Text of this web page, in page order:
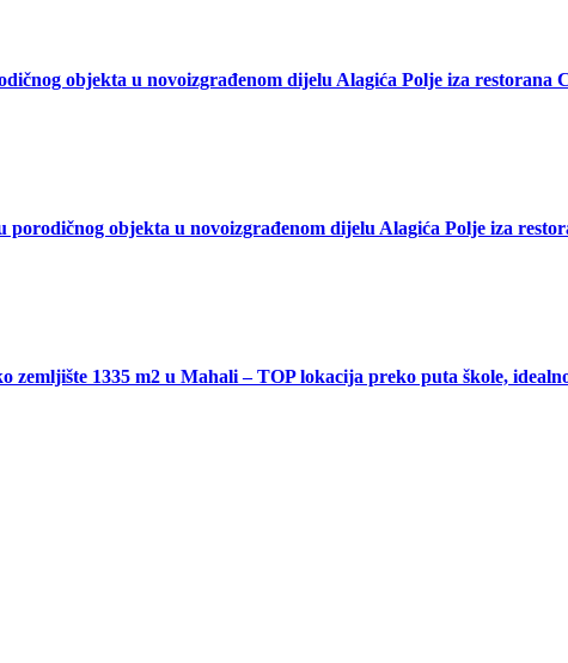
objekta u novoizgrađenom dijelu Alagića Polje iza restorana
porodičnog objekta u novoizgrađenom dijelu Alagića Polje iza
1335 m2 u Mahali – TOP lokacija preko puta škole,